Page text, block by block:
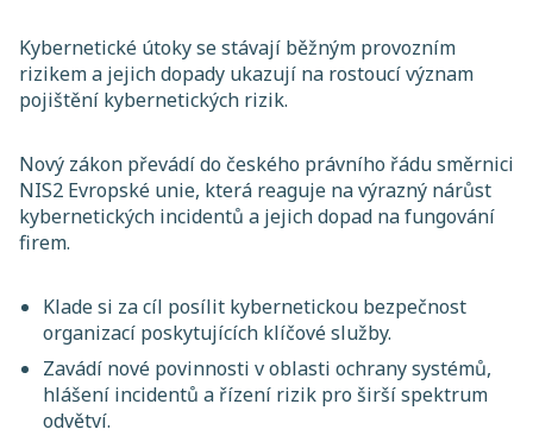
Kybernetické útoky se stávají běžným provozním
rizikem a jejich dopady ukazují na rostoucí význam
pojištění kybernetických rizik.
Nový zákon převádí do českého právního řádu směrnici
NIS2 Evropské unie, která reaguje na výrazný nárůst
kybernetických incidentů a jejich dopad na fungování
firem.
Klade si za cíl posílit kybernetickou bezpečnost
organizací poskytujících klíčové služby.
Zavádí nové povinnosti v oblasti ochrany systémů,
hlášení incidentů a řízení rizik pro širší spektrum
odvětví.